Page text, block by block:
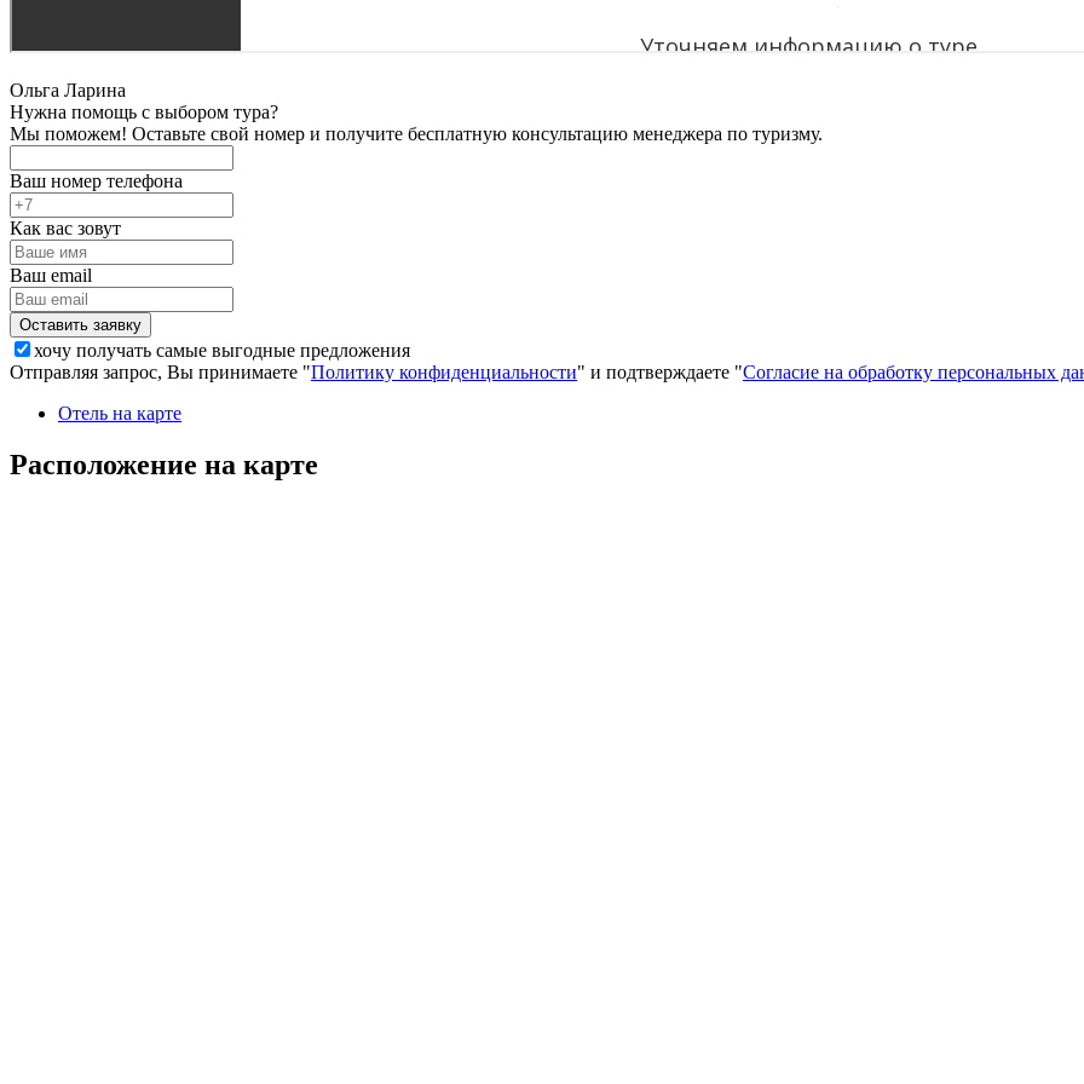
Ольга Ларина
Нужна помощь с выбором тура?
Мы поможем! Оставьте свой номер и получите бесплатную консультацию менеджера по туризму.
Ваш номер телефона
Как вас зовут
Ваш email
хочу получать самые выгодные предложения
Отправляя запрос, Вы принимаете "Политику конфиденциальности" и подтверждаете "Согласие на обработку персональных
Отель на карте
Расположение на карте